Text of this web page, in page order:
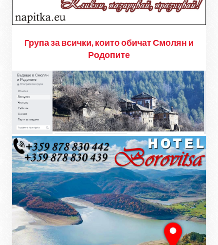
Група за всички, които обичат Смолян и
Родопите